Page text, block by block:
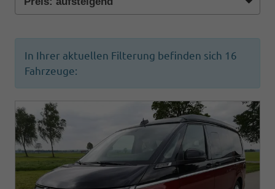
In Ihrer aktuellen Filterung befinden sich 16
Fahrzeuge: